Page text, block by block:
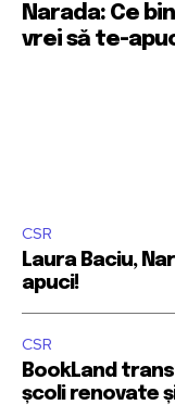
Narada: Ce
vrei să te-
CSR
Laura Baciu,
apuci!
CSR
BookLand
școli renovate